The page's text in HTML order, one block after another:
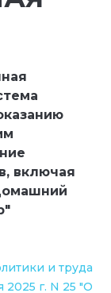
включая
и труда
2025 г. N 25 "О